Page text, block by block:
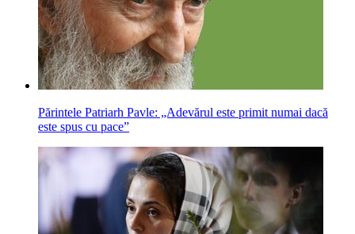
Părintele Patriarh Pavle: „Adevărul este primit numai dacă
este spus cu pace”